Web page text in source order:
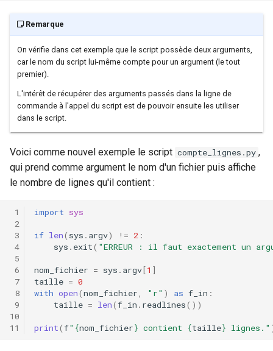
Remarque
On vérifie dans cet exemple que le script possède deux arguments,
car le nom du script lui-même compte pour un argument (le tout
premier).
L'intérêt de récupérer des arguments passés dans la ligne de
commande à l'appel du script est de pouvoir ensuite les utiliser
dans le script.
Voici comme nouvel exemple le script compte_lignes.py ,
qui prend comme argument le nom d'un fichier puis affiche
le nombre de lignes qu'il contient :
import sys
if len( sys . argv) != 2 :
sys . exit( "ERREUR : il faut exactement un
nom_fichier = sys . argv[1 ]
taille = 0
with open(nom_fichier "r" ) as f_in :
taille = len(f_in . readlines())
print(f" {nom_fichier} contient {taille} lignes."